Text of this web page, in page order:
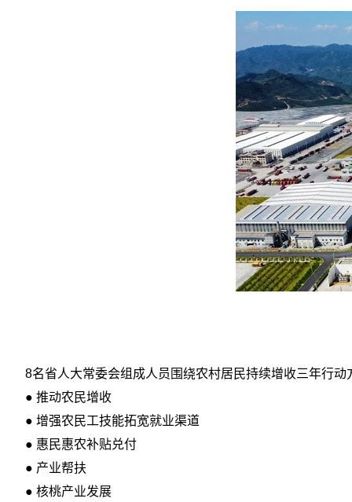
8名省人大常委会组成人员围绕农村居民持续增收三年行
● 推动农民增收
● 增强农民工技能拓宽就业渠道
● 惠民惠农补贴兑付
● 产业帮扶
● 核桃产业发展